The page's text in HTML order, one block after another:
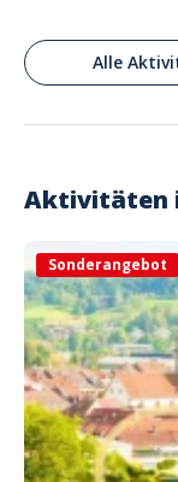
Alle
Aktivitäten
Sonderangebot